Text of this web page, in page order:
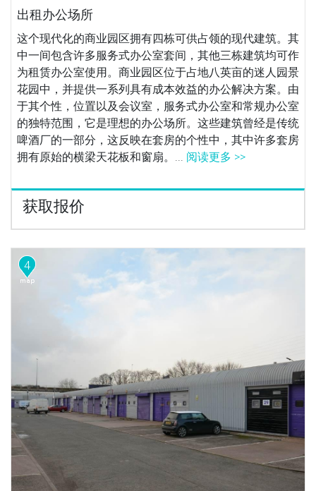
出租办公场所
这个现代化的商业园区拥有四栋可供占领的现代建筑。其
中一间包含许多服务式办公室套间，其他三栋建筑均可作
为租赁办公室使用。商业园区位于占地八英亩的迷人园景
花园中，并提供一系列具有成本效益的办公解决方案。由
于其个性，位置以及会议室，服务式办公室和常规办公室
的独特范围，它是理想的办公场所。这些建筑曾经是传统
啤酒厂的一部分，这反映在套房的个性中，其中许多套房
拥有原始的横梁天花板和窗扇。... 阅读更多 >>
获取报价
4